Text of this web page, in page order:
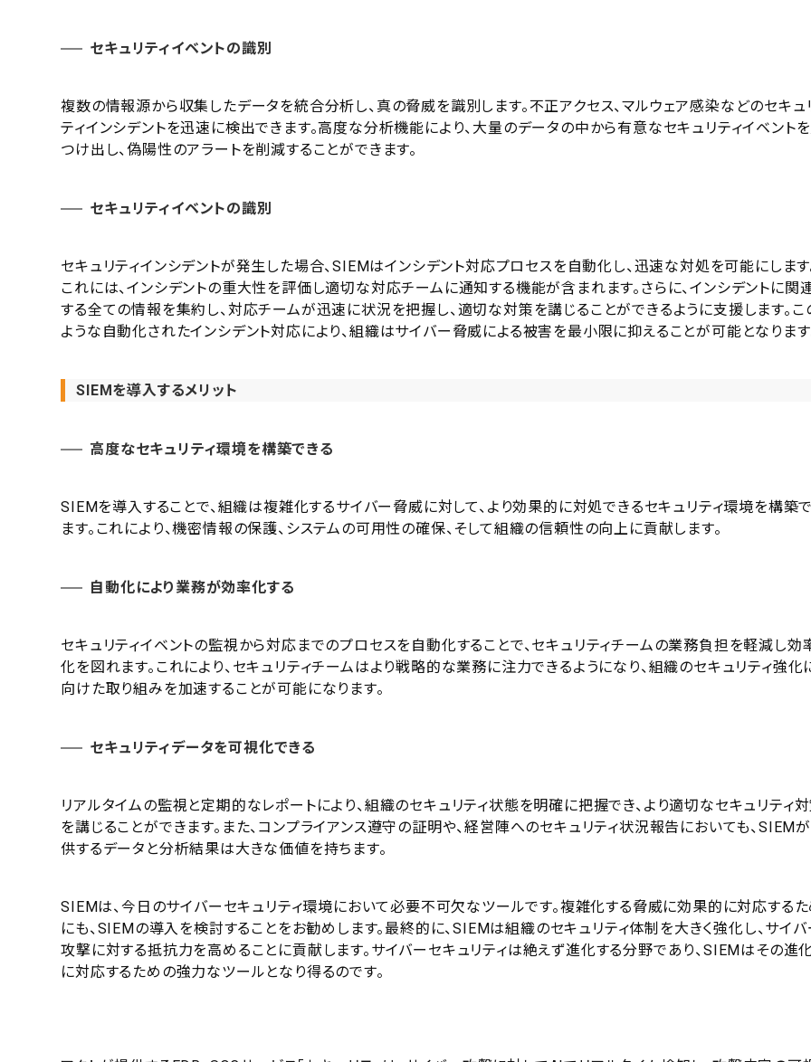
セキュリティイベントの識別
複数の情報源から収集したデータを統合分析し、真の脅威を識別します。不正アクセス、マルウェア感染などのセキュ
ティインシデントを迅速に検出できます。高度な分析機能により、大量のデータの中から有意なセキュリティイベント
つけ出し、偽陽性のアラートを削減することができます。
セキュリティイベントの識別
セキュリティインシデントが発生した場合、SIEMはインシデント対応プロセスを自動化し、迅速な対処を可能にします
これには、インシデントの重大性を評価し適切な対応チームに通知する機能が含まれます。さらに、インシデントに関
する全ての情報を集約し、対応チームが迅速に状況を把握し、適切な対策を講じることができるように支援します。こ
ような自動化されたインシデント対応により、組織はサイバー脅威による被害を最小限に抑えることが可能となります
SIEMを導入するメリット
高度なセキュリティ環境を構築できる
SIEMを導入することで、組織は複雑化するサイバー脅威に対して、より効果的に対処できるセキュリティ環境を構築
ます。これにより、機密情報の保護、システムの可用性の確保、そして組織の信頼性の向上に貢献します。
自動化により業務が効率化する
セキュリティイベントの監視から対応までのプロセスを自動化することで、セキュリティチームの業務負担を軽減し効
化を図れます。これにより、セキュリティチームはより戦略的な業務に注力できるようになり、組織のセキュリティ強化
向けた取り組みを加速することが可能になります。
セキュリティデータを可視化できる
リアルタイムの監視と定期的なレポートにより、組織のセキュリティ状態を明確に把握でき、より適切なセキュリティ
を講じることができます。また、コンプライアンス遵守の証明や、経営陣へのセキュリティ状況報告においても、SIEM
供するデータと分析結果は大きな価値を持ちます。
SIEMは、今日のサイバーセキュリティ環境において必要不可欠なツールです。複雑化する脅威に効果的に対応するた
にも、SIEMの導入を検討することをお勧めします。最終的に、SIEMは組織のセキュリティ体制を大きく強化し、サイバ
攻撃に対する抵抗力を高めることに貢献します。サイバーセキュリティは絶えず進化する分野であり、SIEMはその進化
に対応するための強力なツールとなり得るのです。